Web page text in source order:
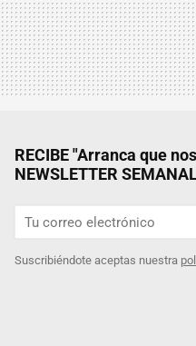
RECIBE "Arranca que
NEWSLETTER
Suscribiéndote aceptas nuestra